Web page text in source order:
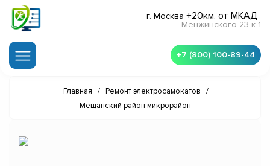
г. Москва +20км. от МКАД
Менжинского 23 к 1
+7 (800) 100-89-44
Главная / Ремонт электросамокатов
/
Мещанский район микрорайон